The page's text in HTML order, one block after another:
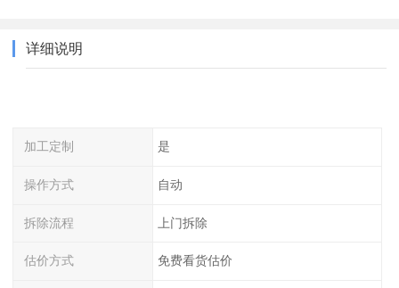
详细说明
加工定制 是
操作方式 自动
拆除流程 上门拆除
估价方式 免费看货估价